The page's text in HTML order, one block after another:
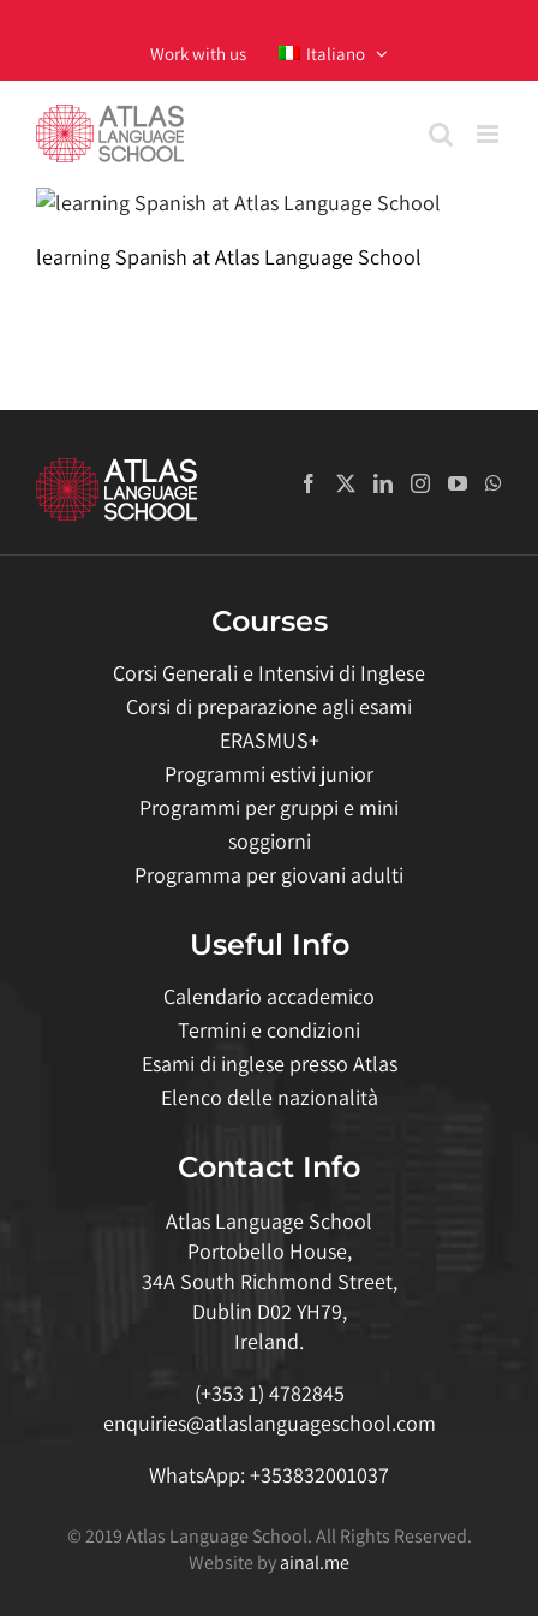
content
Work with us Italiano
learning Spanish at Atlas Language School
Courses
Corsi Generali e Intensivi di Inglese
Corsi di preparazione agli esami
ERASMUS+
Programmi estivi junior
Programmi per gruppi e mini
soggiorni
Programma per giovani adulti
Useful Info
Calendario accademico
Termini e condizioni
Esami di inglese presso Atlas
Elenco delle nazionalità
Contact Info
Atlas Language School
Portobello House,
34A South Richmond Street,
Dublin D02 YH79,
Ireland.
(+353 1) 4782845
enquiries@atlaslanguageschool.com
WhatsApp: +353832001037
© 2019 Atlas Language School. All Rights Reserved.
Website byainal.me